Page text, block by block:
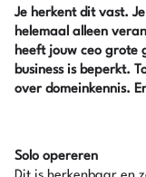
Je herkent dit vast.
helemaal alleen
heeft jouw ceo grote
business is beperkt.
over domeinkennis.
Solo opereren